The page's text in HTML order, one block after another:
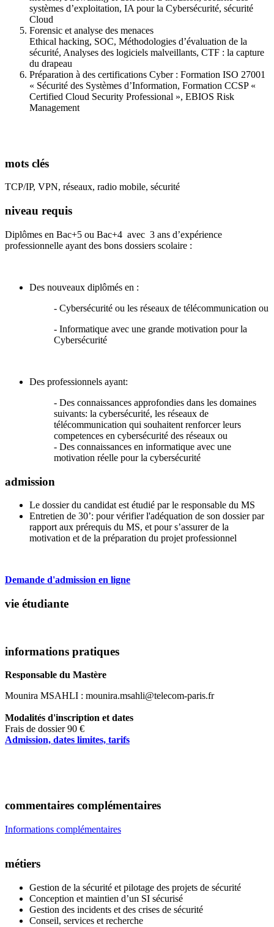
systèmes d’exploitation, IA pour la Cybersécurité, sécurité
Cloud
Forensic et analyse des menaces
Ethical hacking, SOC, Méthodologies d’évaluation de la
sécurité, Analyses des logiciels malveillants, CTF : la capture
du drapeau
Préparation à des certifications Cyber : Formation ISO 27001
« Sécurité des Systèmes d’Information, Formation CCSP «
Certified Cloud Security Professional », EBIOS Risk
Management
mots clés
TCP/IP, VPN, réseaux, radio mobile, sécurité
niveau requis
Diplômes en Bac+5 ou Bac+4 avec 3 ans d’expérience
professionnelle ayant des bons dossiers scolaire :
Des nouveaux diplômés en :
- Cybersécurité ou les réseaux de télécommunication ou
- Informatique avec une grande motivation pour la
Cybersécurité
Des professionnels ayant:
- Des connaissances approfondies dans les domaines
suivants: la cybersécurité, les réseaux de
télécommunication qui souhaitent renforcer leurs
competences en cybersécurité des réseaux ou
- Des connaissances en informatique avec une
motivation réelle pour la cybersécurité
admission
Le dossier du candidat est étudié par le responsable du MS
Entretien de 30’: pour vérifier l'adéquation de son dossier par
rapport aux prérequis du MS, et pour s’assurer de la
motivation et de la préparation du projet professionnel
Demande d'admission en ligne
vie étudiante
informations pratiques
Responsable du Mastère
Mounira MSAHLI : mounira.msahli@telecom-paris.fr
Modalités d'inscription et dates
Frais de dossier 90 €
Admission, dates limites, tarifs
commentaires complémentaires
Informations complémentaires
métiers
Gestion de la sécurité et pilotage des projets de sécurité
Conception et maintien d’un SI sécurisé
Gestion des incidents et des crises de sécurité
Conseil, services et recherche